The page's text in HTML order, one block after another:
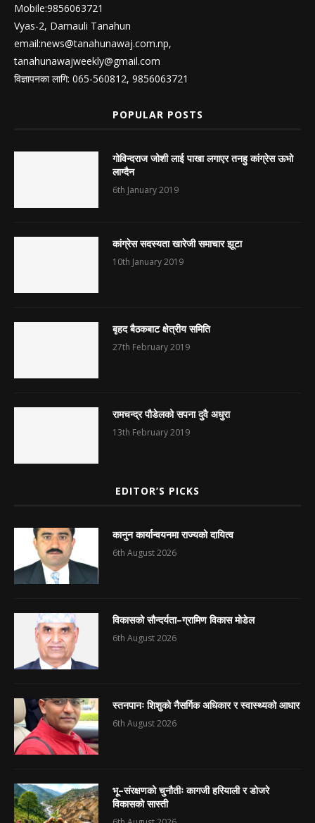
Mobile:9856063721
Vyas-2, Damauli Tanahun
email:news@tanahunawaj.com.np,
tanahunawajweekly@gmail.com
विज्ञापनका लागि: 065-560812, 9856063721
POPULAR POSTS
गोविन्दराज जोशी लाई पाखा लगाएर तनहु कांग्रेस ऊभो
लाग्दैन
6th January 2019
कांग्रेस सदस्यता खारेजी समाचार झूटा
10th January 2019
बृहद बैठकबाट क्षेत्रीय समिति
27th February 2019
रामचन्द्र पौडेलको सपना दुवै अधुरा
13th February 2019
EDITOR’S PICKS
कानुन कार्यान्वयनमा राज्यको दायित्व
6th August 2026
विकासको सौन्दर्यता–ग्रामिण विकास मोडेल
6th August 2026
स्तनपानः शिशुको नैसर्गिक अधिकार र स्वास्थ्यको आधार
6th August 2026
भू–संरक्षणको चुनौतीः कागजी हरियाली र डोजरे
विकासको सास्ती